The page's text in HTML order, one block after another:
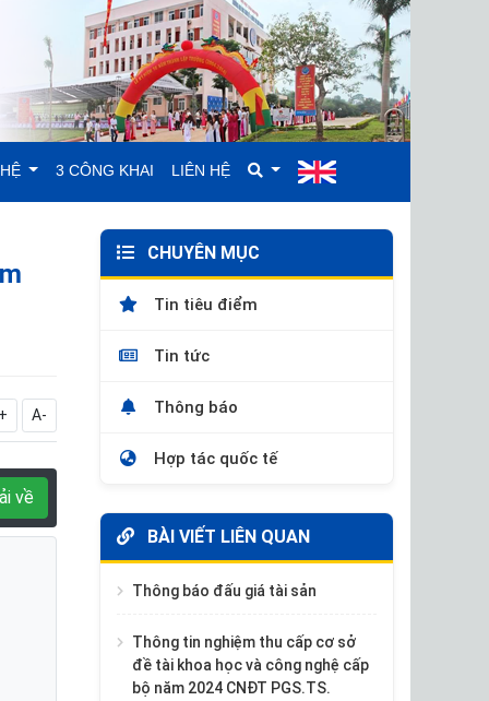
3 CÔNG KHAI LIÊN HỆ
A-
về
CHUYÊN MỤC
Tin tiêu điểm
Tin tức
Thông báo
Hợp tác quốc tế
BÀI VIẾT LIÊN QUAN
Thông báo đấu giá tài sản
Thông tin nghiệm thu cấp cơ sở
đề tài khoa học và công nghệ cấp
bộ năm 2024 CNĐT PGS.TS.